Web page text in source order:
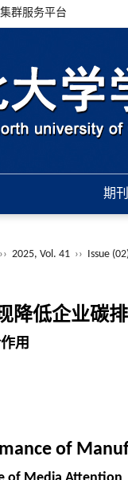
群服务平台
期
›› 2025, Vol. 41 ›› Issue
降低企业碳
用
of